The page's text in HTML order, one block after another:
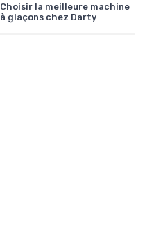
Choisir la meilleure machine
à glaçons chez Darty